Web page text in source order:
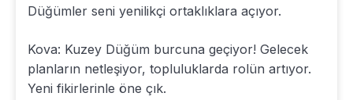
Düğümler seni yenilikçi ortaklıklara açıyor.
Kova: Kuzey Düğüm burcuna geçiyor! Gelecek
planların netleşiyor, topluluklarda rolün artıyor.
Yeni fikirlerinle öne çık.